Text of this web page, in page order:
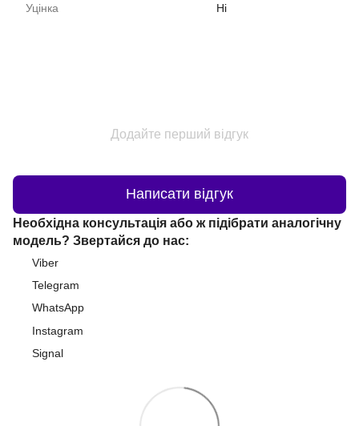
Уцінка Ні
Додайте перший відгук
Написати відгук
Необхідна консультація або ж підібрати аналогічну
модель? Звертайся до нас:
Viber
Telegram
WhatsApp
Instagram
Signal